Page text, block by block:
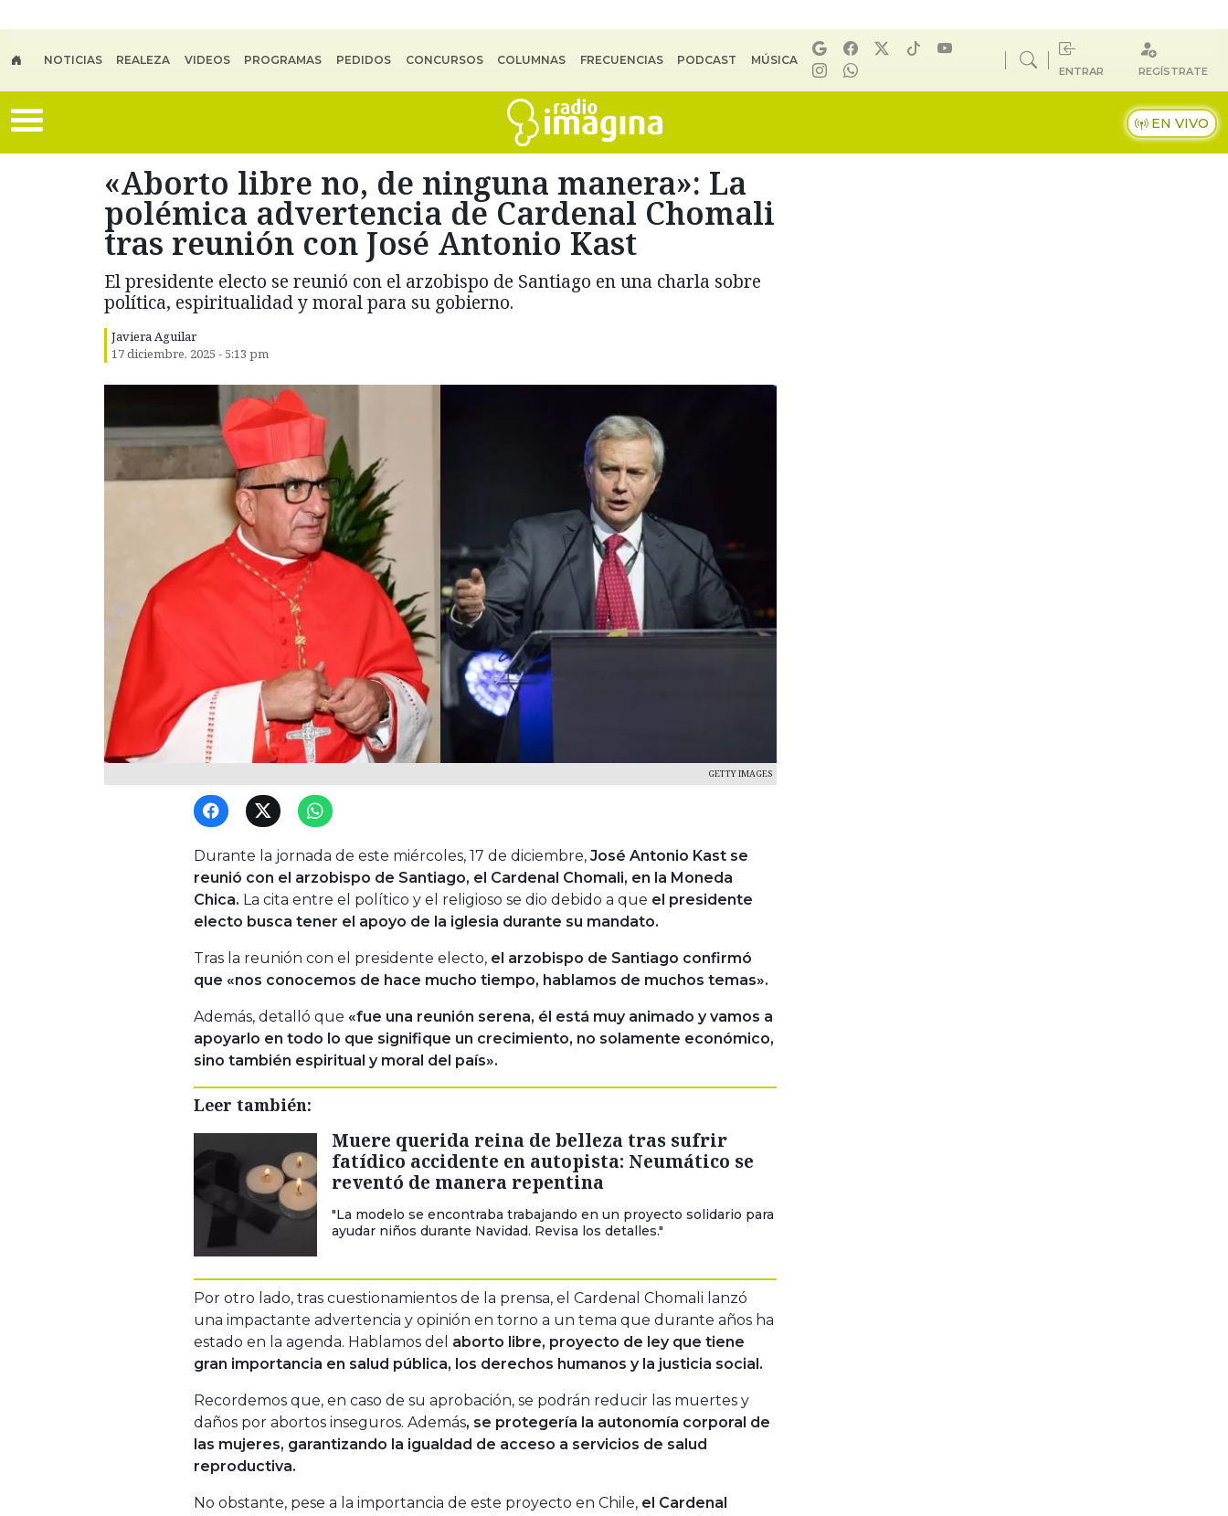
NOTICIAS REALEZA VIDEOS PROGRAMAS PEDIDOS CONCURSOS COLUMNAS FRECUENCIAS PODCAST MÚSICA
ENTRAR REGÍSTRATE
EN VIVO
«Aborto libre no, de ninguna manera»: La
polémica advertencia de Cardenal Chomali
tras reunión con José Antonio Kast
El presidente electo se reunió con el arzobispo de Santiago en una charla sobre
política, espiritualidad y moral para su gobierno.
Javiera Aguilar
17 diciembre, 2025 - 5:13 pm
GETTY IMAGES
Durante la jornada de este miércoles, 17 de diciembre, José Antonio Kast se
reunió con el arzobispo de Santiago, el Cardenal Chomali, en la Moneda
Chica. La cita entre el político y el religioso se dio debido a que el presidente
electo busca tener el apoyo de la iglesia durante su mandato.
Tras la reunión con el presidente electo, el arzobispo de Santiago confirmó
que «nos conocemos de hace mucho tiempo, hablamos de muchos temas».
Además, detalló que «fue una reunión serena, él está muy animado y vamos a
apoyarlo en todo lo que signifique un crecimiento, no solamente económico,
sino también espiritual y moral del país».
Leer también:
Muere querida reina de belleza tras sufrir
fatídico accidente en autopista: Neumático se
reventó de manera repentina
"La modelo se encontraba trabajando en un proyecto solidario para
ayudar niños durante Navidad. Revisa los detalles."
Por otro lado, tras cuestionamientos de la prensa, el Cardenal Chomali lanzó
una impactante advertencia y opinión en torno a un tema que durante años ha
estado en la agenda. Hablamos del aborto libre, proyecto de ley que tiene
gran importancia en salud pública, los derechos humanos y la justicia social.
Recordemos que, en caso de su aprobación, se podrán reducir las muertes y
daños por abortos inseguros. Además, se protegería la autonomía corporal de
las mujeres, garantizando la igualdad de acceso a servicios de salud
reproductiva.
No obstante, pese a la importancia de este proyecto en Chile, el Cardenal